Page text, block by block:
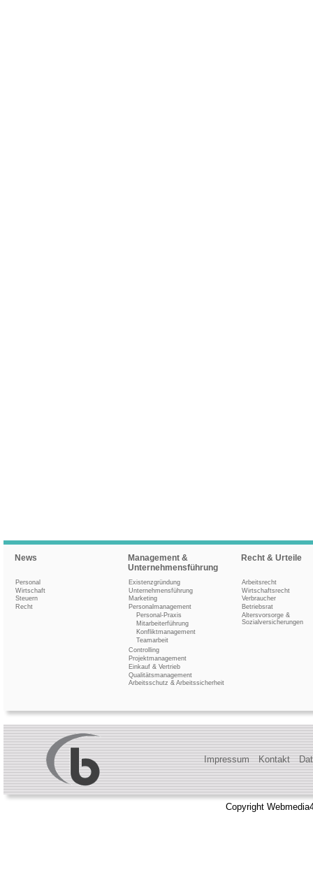
News
Personal
Wirtschaft
Steuern
Recht
Management &
Unternehmensführung
Existenzgründung
Unternehmensführung
Marketing
Personalmanagement
Personal-Praxis
Mitarbeiterführung
Konfliktmanagement
Teamarbeit
Controlling
Projektmanagement
Einkauf & Vertrieb
Qualitätsmanagement
Arbeitsschutz & Arbeitssicherheit
Recht & Urteile
Arbeitsrecht
Wirtschaftsrecht
Verbraucher
Betriebsrat
Altersvorsorge &
Sozialversicherungen
Impressum Kontakt
Copyright